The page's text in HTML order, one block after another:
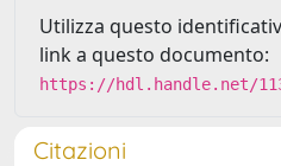
Utilizza questo
link a questo documento:
https://hdl.handle.net/
Citazioni